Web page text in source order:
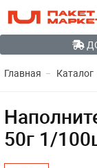
Главная Каталог
50г 1/